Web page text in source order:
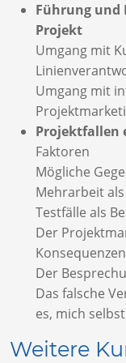
Führung
Projekt
Umgang mit
Umgang mit
Projektfallen
Faktoren
Mögliche
Mehrarbeit
Testfälle als
Der
Der
Das falsche
es, mich
Weitere